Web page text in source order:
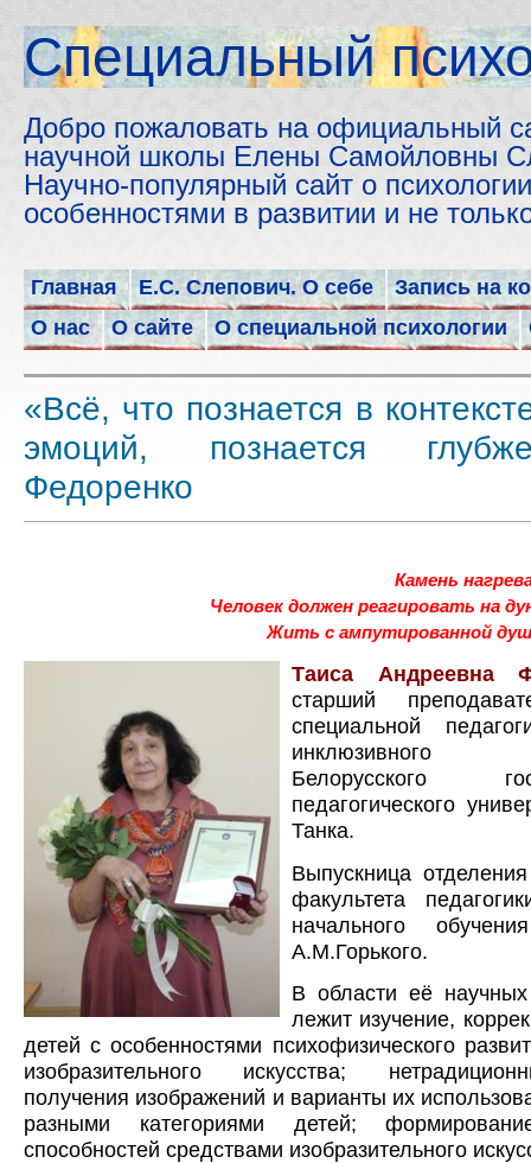
Cпециальный
Добро пожаловать на официальный
научной школы Елены Самойловны
Научно-популярный сайт о
особенностями в развитии и не
Главная Е.С. Слепович. О себе
Запись на
О нас
О сайте О специальной психологии
«Всё, что познается в
эмоций, познается
Федоренко
Камень
Человек должен реагировать на
Жить с ампутированной
Таиса Андреевна
старший
специальной
инклюзивного
Белорусского
педагогического
Танка.
Выпускница
факультета
начального
А.М.Горького.
В области её
лежит изучение,
детей с особенностями психофизического
изобразительного искусства;
получения изображений и варианты их
разными категориями детей;
способностей средствами изобразительного